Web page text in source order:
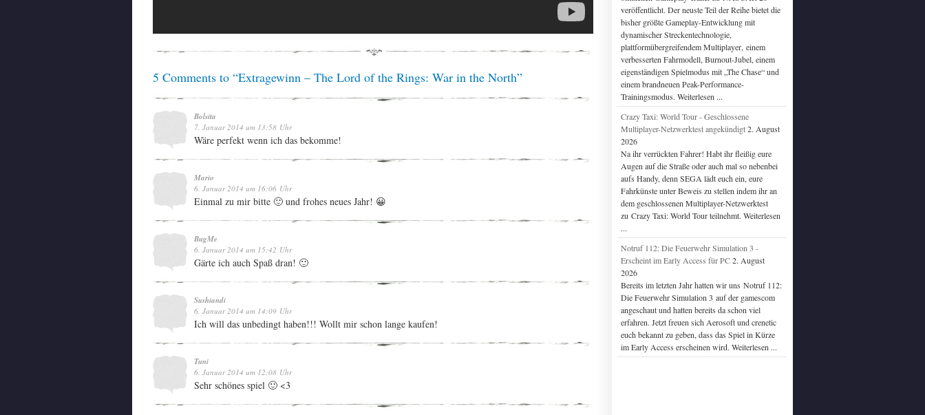
5 Comments to “Extragewinn – The Lord of the Rings: War in the North”
Bolsita
7. Januar 2014 um 13:58 Uhr
Wäre perfekt wenn ich das bekomme!
Mario
6. Januar 2014 um 16:06 Uhr
Einmal zu mir bitte 🙂 und frohes neues Jahr! 😀
BugMe
6. Januar 2014 um 15:42 Uhr
Gärte ich auch Spaß dran! 🙂
Sushiandi
6. Januar 2014 um 14:09 Uhr
Ich will das unbedingt haben!!! Wollt mir schon lange kaufen!
Tuni
6. Januar 2014 um 12:08 Uhr
Sehr schönes spiel 🙂 <3
veröffentlicht. Der neuste Teil der Reihe bietet die
bisher größte Gameplay-Entwicklung mit
dynamischer Streckentechnologie,
plattformübergreifendem Multiplayer, einem
verbesserten Fahrmodell, Burnout-Jubel, einem
eigenständigen Spielmodus mit „The Chase“ und
einem brandneuen Peak-Performance-
Trainingsmodus. Weiterlesen ...
Crazy Taxi: World Tour - Geschlossene
Multiplayer-Netzwerktest angekündigt2. August
2026
Na ihr verrückten Fahrer! Habt ihr fleißig eure
Augen auf die Straße oder auch mal so nebenbei
aufs Handy, denn SEGA lädt euch ein, eure
Fahrkünste unter Beweis zu stellen indem ihr an
dem geschlossenen Multiplayer-Netzwerktest
zu Crazy Taxi: World Tour teilnehmt. Weiterlesen
...
Notruf 112: Die Feuerwehr Simulation 3 -
Erscheint im Early Access für PC2. August
2026
Bereits im letzten Jahr hatten wir uns Notruf 112:
Die Feuerwehr Simulation 3 auf der gamescom
angeschaut und hatten bereits da schon viel
erfahren. Jetzt freuen sich Aerosoft und crenetic
euch bekannt zu geben, dass das Spiel in Kürze
im Early Access erscheinen wird. Weiterlesen ...